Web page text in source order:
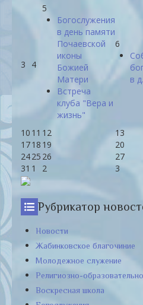
3 4
5
Богослужения
в день памяти
Почаевской
иконы
Божией
Матери
Встреча
клуба "Вера и
жизнь"
6
в
10 11 12 13
1718 19 20
2425 26 27
31 1 2 3
Рубрикатор
Новости
Жабинковское благочиние
Молодежное служение
Религиозно-
Воскресная школа